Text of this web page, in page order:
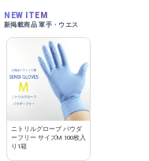
NEW ITEM
新掲載商品 軍手・ウエス
ニトリルグローブ パウダ
ーフリー サイズM 100枚入
り1箱